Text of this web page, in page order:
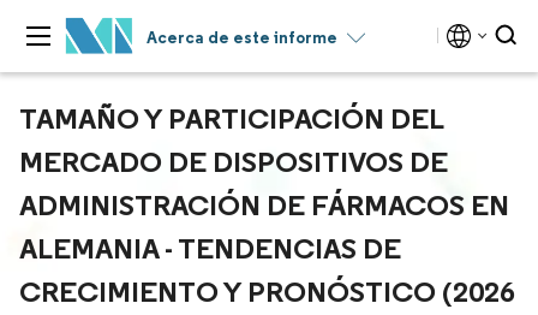
Acerca de este informe
TAMAÑO Y PARTICIPACIÓN DEL
MERCADO DE DISPOSITIVOS DE
ADMINISTRACIÓN DE FÁRMACOS EN
ALEMANIA - TENDENCIAS DE
CRECIMIENTO Y PRONÓSTICO (2026